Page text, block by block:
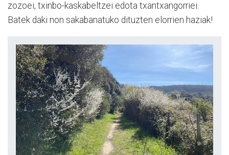
zozoei, txinbo-kaskabeltzei edota txantxangorriei.
Batek daki non sakabanatuko dituzten elorrien haziak!